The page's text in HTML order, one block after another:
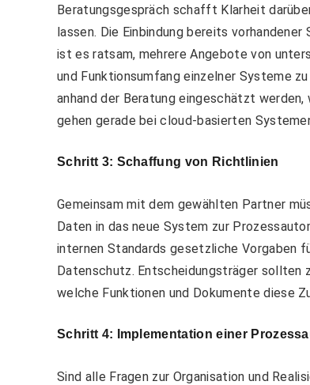
Beratungsgespräch schafft Klarheit
lassen. Die Einbindung bereits
ist es ratsam, mehrere Angebote von
und Funktionsumfang einzelner Systeme
anhand der Beratung eingeschätzt
gehen gerade bei cloud-basierten
Schritt 3: Schaffung von Richtlinien
Gemeinsam mit dem gewählten Partner
Daten in das neue System zur
internen Standards gesetzliche Vorgaben
Datenschutz. Entscheidungsträger sollten
welche Funktionen und Dokumente diese
Schritt 4: Implementation einer
Sind alle Fragen zur Organisation und